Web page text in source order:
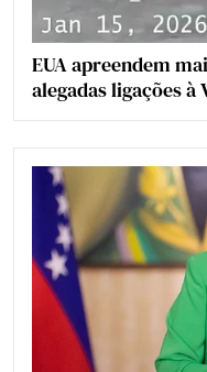
EUA apreendem
alegadas ligações à